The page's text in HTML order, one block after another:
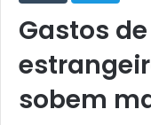
Gastos
sobem